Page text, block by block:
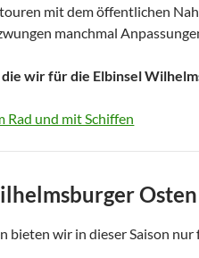
mit dem öffentlichen
manchmal
wir für die Elbinsel
Rad und mit Schiffen
Osten
bieten wir in dieser Saison